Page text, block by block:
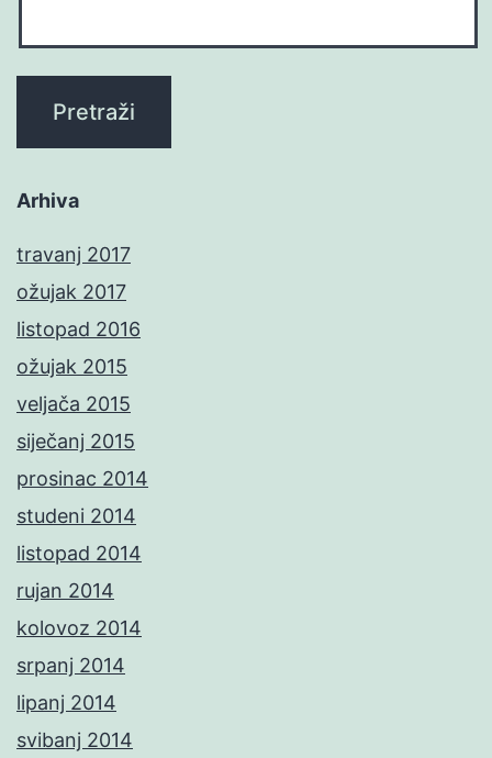
Arhiva
travanj 2017
ožujak 2017
listopad 2016
ožujak 2015
veljača 2015
siječanj 2015
prosinac 2014
studeni 2014
listopad 2014
rujan 2014
kolovoz 2014
srpanj 2014
lipanj 2014
svibanj 2014